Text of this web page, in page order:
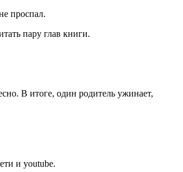
проспал.
пару глав книги.
В итоге, один родитель ужинает,
и youtube.